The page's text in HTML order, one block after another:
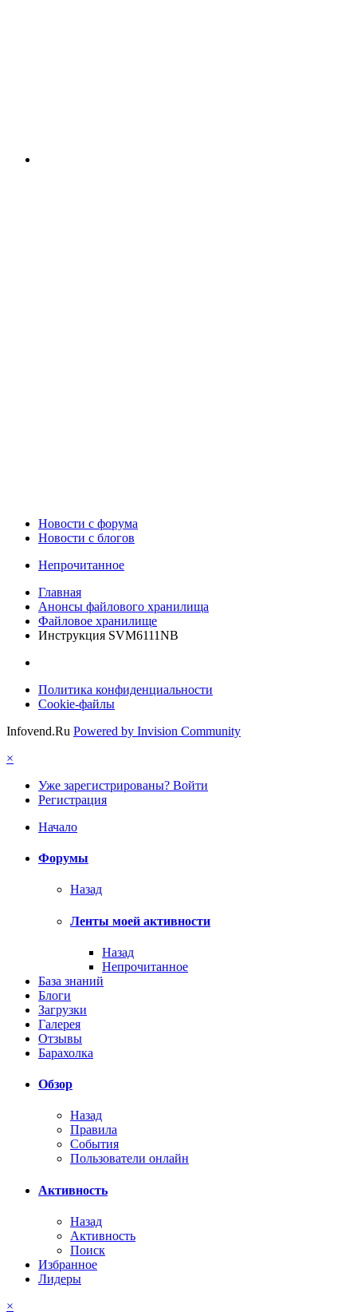
Новости c форума
Новости с блогов
Непрочитанное
Главная
Анонсы файлового хранилища
Файловое хранилище
Инструкция SVM6111NB
Политика конфиденциальности
Cookie-файлы
Infovend.Ru Powered by Invision Community
×
Уже зарегистрированы? Войти
Регистрация
Начало
Форумы
Назад
Ленты моей активности
Назад
Непрочитанное
База знаний
Блоги
Загрузки
Галерея
Отзывы
Барахолка
Обзор
Назад
Правила
События
Пользователи онлайн
Активность
Назад
Активность
Поиск
Избранное
Лидеры
×